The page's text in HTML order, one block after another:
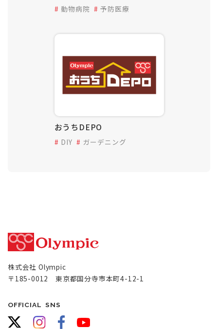
動物病院 予防医療
おうちDEPO
DIY ガーデニング
株式会社 Olympic
〒185-0012 東京都国分寺市本町4-12-1
OFFICIAL SNS